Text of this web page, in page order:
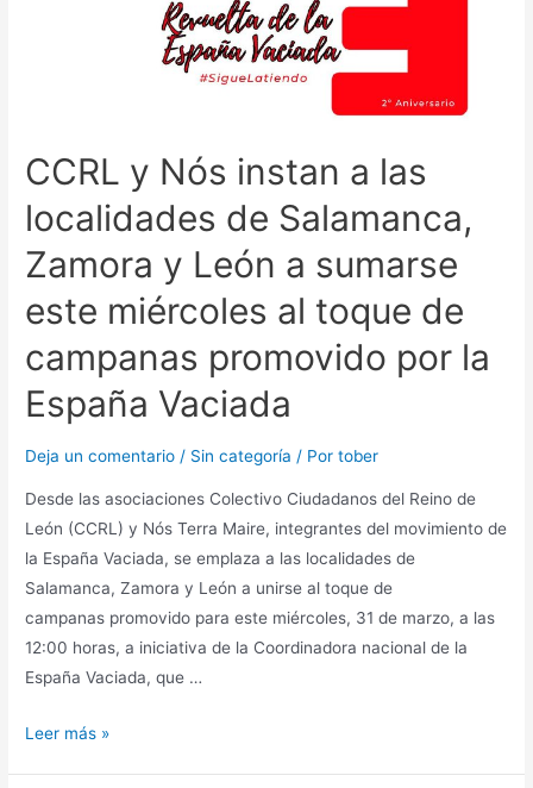
CCRL y Nós instan a las
localidades de Salamanca,
Zamora y León a sumarse
este miércoles al toque de
campanas promovido por la
España Vaciada
Deja un comentario / Sin categoría / Portober
Desde las asociaciones Colectivo Ciudadanos del Reino de
León (CCRL) y Nós Terra Maire, integrantes del movimiento de
la España Vaciada, se emplaza a las localidades de
Salamanca, Zamora y León a unirse al toque de
campanas promovido para este miércoles, 31 de marzo, a las
12:00 horas, a iniciativa de la Coordinadora nacional de la
España Vaciada, que …
Leer más »